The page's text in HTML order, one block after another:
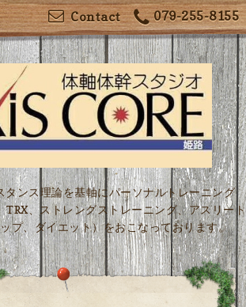
079-255-8155
Contact
タンス理論を基軸にパーソナルトレーニング
TRX、ストレングストレーニング、アスリート
プ、ダイエット）をおこなっております。